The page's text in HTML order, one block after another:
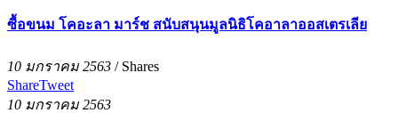
ซื้อขนม โคอะลา มาร์ช สนับสนุนมูลนิธิโคอาลาออสเตรเลีย
10 มกราคม 2563 / Shares
ShareTweet
10 มกราคม 2563